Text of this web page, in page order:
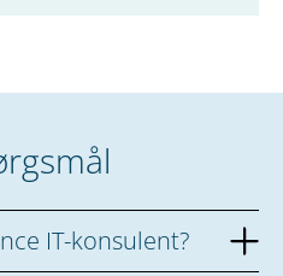
IT-konsulent?